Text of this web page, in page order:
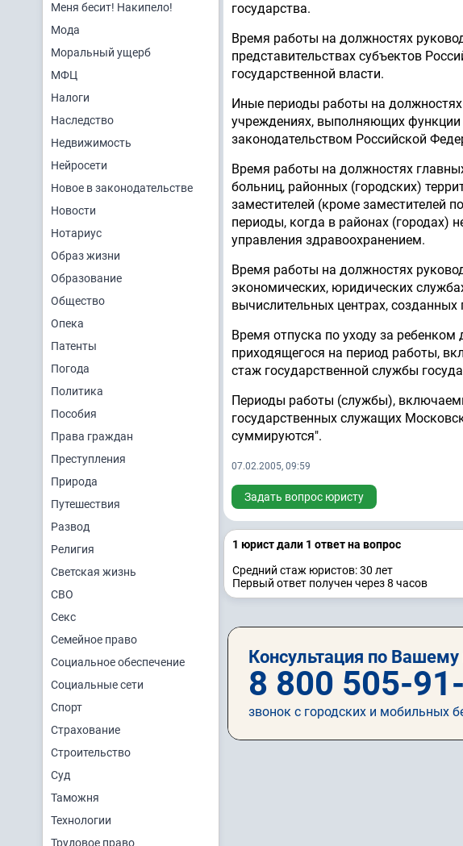
Меня бесит! Накипело!
Мода
Моральный ущерб
МФЦ
Налоги
Наследство
Недвижимость
Нейросети
Новое в законодательстве
Новости
Нотариус
Образ жизни
Образование
Общество
Опека
Патенты
Погода
Политика
Пособия
Права граждан
Преступления
Природа
Путешествия
Развод
Религия
Светская жизнь
СВО
Секс
Семейное право
Социальное обеспечение
Социальные сети
Спорт
Страхование
Строительство
Суд
Таможня
Технологии
Трудовое право
государства.
Время работы на должностях
представительствах субъектов
государственной власти.
Иные периоды работы на должностях
учреждениях, выполняющих функции
законодательством Российской
Время работы на должностях
больниц, районных (городских)
заместителей (кроме заместителей
периоды, когда в районах (городах)
управления здравоохранением.
Время работы на должностях
экономических, юридических
вычислительных центрах, созданных
Время отпуска по уходу за
приходящегося на период работы,
стаж государственной службы
Периоды работы (службы),
государственных служащих
суммируются".
07.02.2005, 09:59
Задать вопрос юристу
1 юрист дали 1 ответ на вопрос
Средний стаж юристов: 30 лет
Первый ответ получен через 8 часов
Консультация по Вашему
8 800 505-
звонок с городских и мобильных